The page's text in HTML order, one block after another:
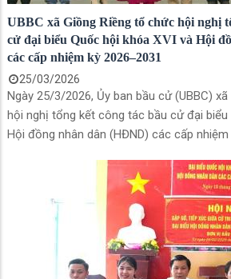
UBBC xã Giồng Riềng tổ chức hội nghị
cử đại biểu Quốc hội khóa XVI và Hội
các cấp nhiệm kỳ 2026–2031
25/03/2026
Ngày 25/3/2026, Ủy ban bầu cử (UBBC)
hội nghị tổng kết công tác bầu cử đại biểu
Hội đồng nhân dân (HĐND) các cấp
Trưởng Ban chỉ đạo bầu cử xã; đồng chí
Phó Bí thư Thường trực Đảng ủy, Chủ
Văn Bảnh, Phó Bí thư Đảng ủy, Chủ tịch
xã cùng dự còn có các đồng chí trong
Ban Chấp hành Đảng bộ xã, bí thư chi bộ,
thể, cá nhân tiêu biểu trong công tác bầu